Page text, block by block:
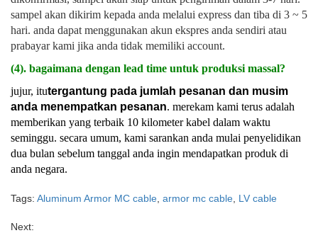
sampel akan dikirim kepada anda melalui express dan tiba di 3 ~ 5
hari. anda dapat menggunakan akun ekspres anda sendiri atau
prabayar kami jika anda tidak memiliki account.
(4). bagaimana dengan lead time untuk produksi massal?
jujur, itutergantung pada jumlah pesanan dan musim
anda menempatkan pesanan. merekam kami terus adalah
memberikan yang terbaik 10 kilometer kabel dalam waktu
seminggu. secara umum, kami sarankan anda mulai penyelidikan
dua bulan sebelum tanggal anda ingin mendapatkan produk di
anda negara.
Tags: Aluminum Armor MC cable armor mc cable LV cable
Next: